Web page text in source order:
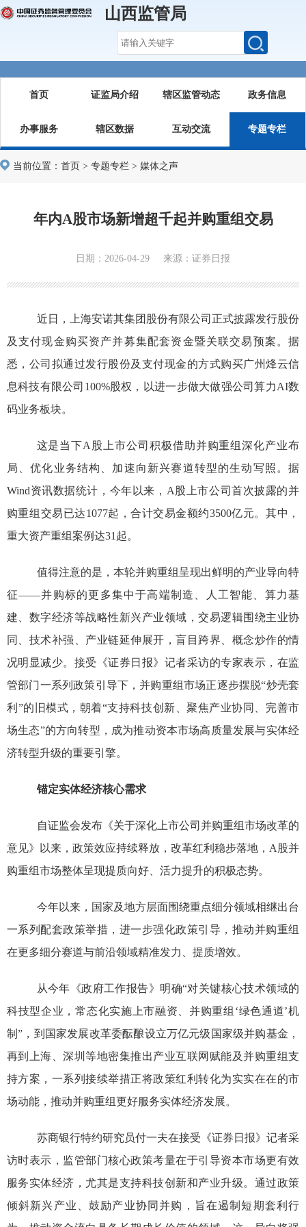
山西监管局
首页 证监局介绍 辖区监管动态 政务信息
办事服务 辖区数据 互动交流 专题专栏
当前位置： 首页 > 专题专栏 > 媒体之声
年内A股市场新增超千起并购重组交易
日期：2026-04-29 来源：证券日报
近日
，上海安诺其集团股份有限公司正式披露发行股份
及支付现金购买资产并募集配套资金暨关联交易预案。据
悉，公司拟通过发行股份及支付现金的方式购买广州烽云信
息科技有限公司 100%股权，以进一步做大做强公司算力AI数
码业务板块。
这是当下A股上市公司积极借助并购重组深化产业布
局、优化业务结构、加速向新兴赛道转型的生动写照。据
Wind资讯数据统计，今年以来， A股上市公司首次披露的并
购重组交易已达1077起，合计交易金额约3500亿元。其中，
重大资产重组案例达31起。
值得注意的是，本轮并购重组呈现出鲜明的产业导向特
征——并购标的更多集中于高端制造、人工智能、算力基
建、数字经济等战略性新兴产业领域，交易逻辑围绕主业协
同、技术补强、产业链延伸展开，盲目跨界、概念炒作的情
况明显减少。接受《证券日报》记者采访的专家表示，在监
管部门一系列政策引导下，并购重组市场正逐步摆脱“炒壳套
利 ”的旧模式，朝着“支持科技创新、聚焦产业协同、完善市
场生态”的方向转型，成为推动资本市场高质量发展与实体经
济转型升级的重要引擎。
锚定实体经济核心需求
自证监会发布《关于深化上市公司并购重组市场改革的
意见》以来，政策效应持续释放，改革红利稳步落地，A股并
购重组市场整体呈现提质向好、活力提升的积极态势。
今年以来，国家及地方层面围绕重点细分领域相继出台
一系列配套政策举措，进一步强化政策引导，推动并购重组
在更多细分赛道与前沿领域精准发力、提质增效。
从今年《政府工作报告》明确“对关键核心技术领域的
科技型企业，常态化实施上市融资、并购重组 ‘绿色通道’机
制” ，到国家发展改革委酝酿设立万亿元级国家级并购基金，
再到上海、深圳等地密集推出产业互联网赋能及并购重组支
持方案，一系列接续举措正将政策红利转化为实实在在的市
场动能，推动并购重组更好服务实体经济发展。
苏商银行特约研究员付一夫在接受《证券日报》记者采
访时表示，监管部门核心政策考量在于引导资本市场更有效
服务实体经济，尤其是支持科技创新和产业升级。通过政策
倾斜新兴产业、鼓励产业协同并购，旨在遏制短期套利行